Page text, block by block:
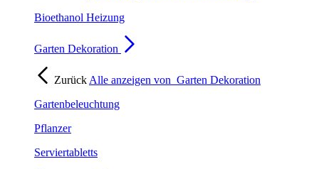
Bioethanol Heizung
Garten Dekoration
Zurück Alle anzeigen von Garten Dekoration
Gartenbeleuchtung
Pflanzer
Serviertabletts